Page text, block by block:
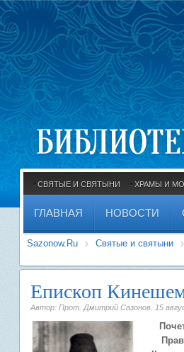
СВЯТЫЕ И СВЯТЫНИ ХРАМЫ И
ГЛАВНАЯ НОВОСТИ
Sazonow.Ru Святые и святыни
Епископ
Автор: Прот. Дмитрий Сазонов. 15